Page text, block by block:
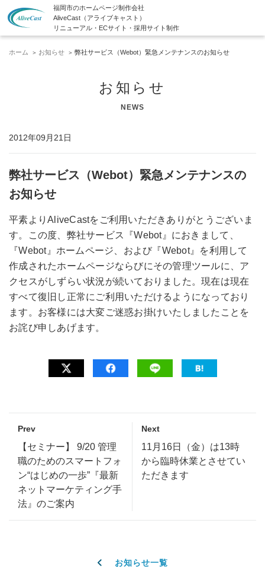
福岡市のホームページ制作会社
AliveCast（アライブキャスト）
リニューアル・ECサイト・採用サイト制作
ホーム お知らせ 弊社サービス（Webot）緊急メンテナンスのお知らせ
お知らせ
NEWS
2012年09月21日
弊社サービス（Webot）緊急メンテナンスの
お知らせ
平素よりAliveCastをご利用いただきありがとうございま
す。この度、弊社サービス『Webot』におきまして、
『Webot』ホームページ、および『Webot』を利用して
作成されたホームページならびにその管理ツールに、ア
クセスがしずらい状況が続いておりました。現在は現在
すべて復旧し正常にご利用いただけるようになっており
ます。お客様には大変ご迷惑お掛けいたしましたことを
お詫び申しあげます。
Prev
【セミナー】 9/20 管理
職のためのスマートフォ
ン“はじめの一歩”『最新
ネットマーケティング手
法』のご案内
Next
11月16日（金）は13時
から臨時休業とさせてい
ただきます
お知らせ一覧